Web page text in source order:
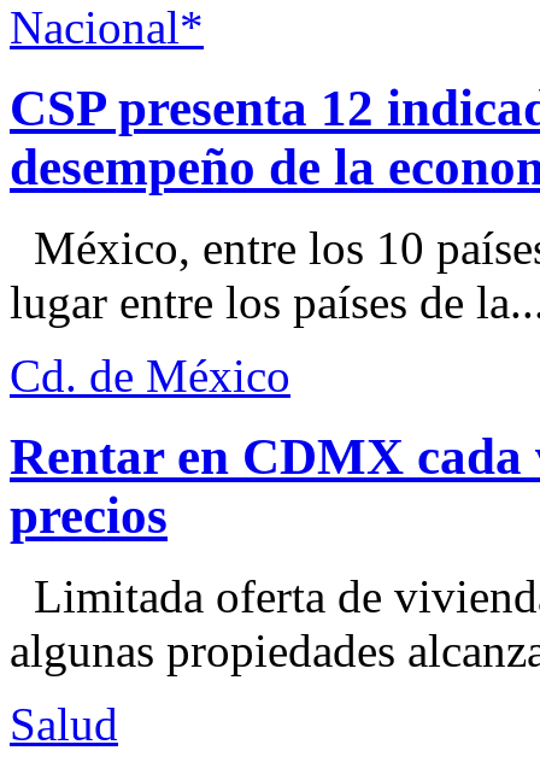
Nacional*
CSP presenta 12
desempeño de la
México, entre los 10
lugar entre los países de
Cd. de México
Rentar en CDMX cada
precios
Limitada oferta de
algunas propiedades
Salud